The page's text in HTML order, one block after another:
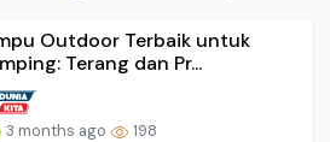
Outdoor Terbaik untuk
Terang dan Pr...
3 months ago 198